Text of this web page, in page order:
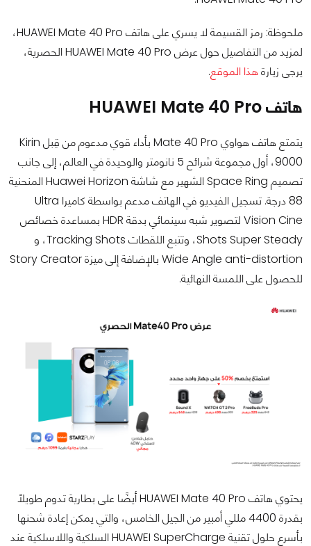
ملحوظة: رمز القسيمة لا يسري على هاتف HUAWEI Mate 40 Pro،
لمزيد من التفاصيل حول عرض HUAWEI Mate 40 Pro الحصرية،
يرجى زيارةهذا الموقع.
هاتف HUAWEI Mate 40 Pro
يتمتع هاتف هواوي Mate 40 Pro بأداء قوي مدعوم من قِبل Kirin
9000، أول مجموعة شرائح 5 نانومتر والوحيدة في العالم، إلى جانب
تصميم Space Ring الشهير مع شاشة Huawei Horizon المنحنية
88 درجة. تسجيل الفيديو في الهاتف مدعم بواسطة كاميرا Ultra
Vision Cine لتصوير شبه سينمائي بدقة HDR بمساعدة خصائص
Shots Super Steady، وتتبع اللقطات Tracking Shots، و
Wide Angle anti-distortion بالإضافة إلى ميزة Story Creator
للحصول على اللمسة النهائية.
يحتوي هاتف HUAWEI Mate 40 Pro أيضًا على بطارية تدوم طويلاً
بقدرة 4400 مللي أمبير من الجيل الخامس، والتي يمكن إعادة شحنها
بأسرع حلول تقنية HUAWEI SuperCharge السلكية واللاسلكية عند